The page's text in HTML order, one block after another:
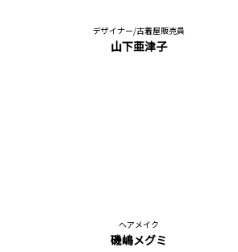
デザイナー/古着屋販売員
山下亜津子
ヘアメイク
磯嶋メグミ